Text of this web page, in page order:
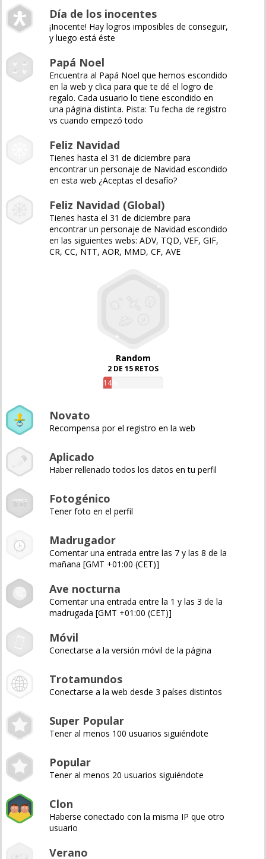
Día de los inocentes
¡Inocente! Hay logros imposibles de conseguir,
y luego está éste
Papá Noel
Encuentra al Papá Noel que hemos escondido
en la web y clica para que te dé el logro de
regalo. Cada usuario lo tiene escondido en
una página distinta. Pista: Tu fecha de registro
vs cuando empezó todo
Feliz Navidad
Tienes hasta el 31 de diciembre para
encontrar un personaje de Navidad escondido
en esta web ¿Aceptas el desafío?
Feliz Navidad (Global)
Tienes hasta el 31 de diciembre para
encontrar un personaje de Navidad escondido
en las siguientes webs: ADV, TQD, VEF, GIF,
CR, CC, NTT, AOR, MMD, CF, AVE
Random
2 DE 15 RETOS
14%
Novato
Recompensa por el registro en la web
Aplicado
Haber rellenado todos los datos en tu perfil
Fotogénico
Tener foto en el perfil
Madrugador
Comentar una entrada entre las 7 y las 8 de la
mañana [GMT +01:00 (CET)]
Ave nocturna
Comentar una entrada entre la 1 y las 3 de la
madrugada [GMT +01:00 (CET)]
Móvil
Conectarse a la versión móvil de la página
Trotamundos
Conectarse a la web desde 3 países distintos
Super Popular
Tener al menos 100 usuarios siguiéndote
Popular
Tener al menos 20 usuarios siguiéndote
Clon
Haberse conectado con la misma IP que otro
usuario
Verano